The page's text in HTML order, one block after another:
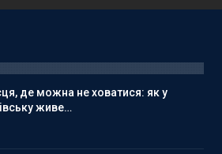
де можна не ховатися: як у
живе…